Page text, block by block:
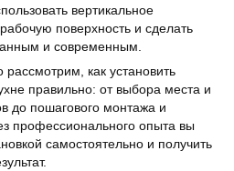
вертикальное
поверхность и сделать
и современным.
как установить
правильно: от выбора места и
до пошагового монтажа и
профессионального опыта вы
самостоятельно и получить